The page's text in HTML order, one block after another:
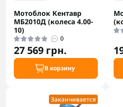
Мотоблок Кентавр
МБ2010Д (колеса 4.00-
10)
0
27 569 грн.
В корзину
Заканчивается